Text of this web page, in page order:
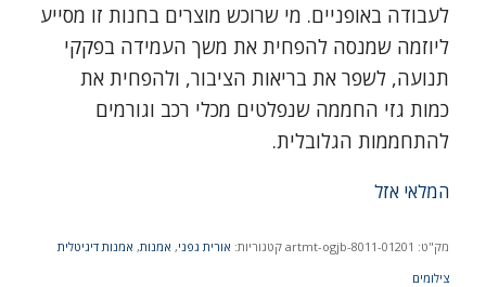
לעבודה באופניים. מי שרוכש מוצרים בחנות זו מסייע
ליוזמה שמנסה להפחית את משך העמידה בפקקי
תנועה, לשפר את בריאות הציבור, ולהפחית את
כמות גזי החממה שנפלטים מכלי רכב וגורמים
להתחממות הגלובלית.
המלאי אזל
מק"ט: artmt-ogjb-8011-01201 קטגוריות: אורית גפני, אמנות, אמנות דיגיטלית
צילומים